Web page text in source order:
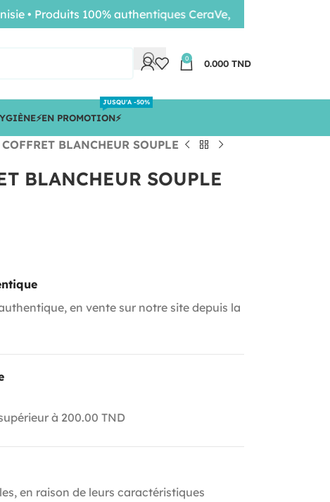
0 0.000 TND
⚡️EN PROMOTION⚡️
JUSQU'A -50%
BLANCHEUR SOUPLE
BLANCHEUR SOUPLE
en vente sur notre site depuis la
à 200.00 TND
en raison de leurs caractéristiques
Produits 100% authentiques CeraVe, Nuxe, Bioderma •